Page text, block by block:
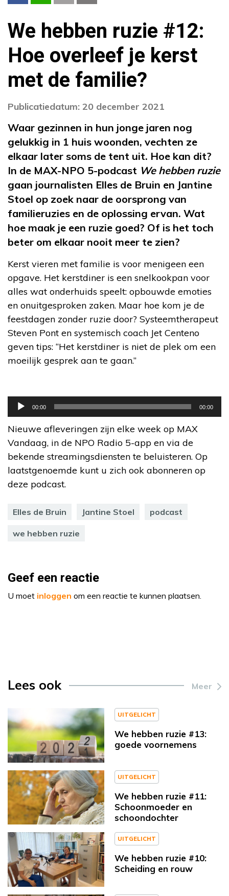
We hebben ruzie #12:
Hoe overleef je kerst
met de familie?
Publicatiedatum: 20 december 2021
Waar gezinnen in hun jonge jaren nog
gelukkig in 1 huis woonden, vechten ze
elkaar later soms de tent uit. Hoe kan dit?
In de MAX-NPO 5-podcast We hebben ruzie
gaan journalisten Elles de Bruin en Jantine
Stoel op zoek naar de oorsprong van
familieruzies en de oplossing ervan. Wat
hoe maak je een ruzie goed? Of is het toch
beter om elkaar nooit meer te zien?
Kerst vieren met familie is voor menigeen een
opgave. Het kerstdiner is een snelkookpan voor
alles wat onderhuids speelt: opbouwde emoties
en onuitgesproken zaken. Maar hoe kom je de
feestdagen zonder ruzie door? Systeemtherapeut
Steven Pont en systemisch coach Jet Centeno
geven tips: “Het kerstdiner is niet de plek om een
moeilijk gesprek aan te gaan.”
Audiospeler
00:00 00:00
Nieuwe afleveringen zijn elke week op MAX
Vandaag, in de NPO Radio 5-app en via de
bekende streamingsdiensten te beluisteren. Op
laatstgenoemde kunt u zich ook abonneren op
deze podcast.
Elles de Bruin Jantine Stoel podcast
we hebben ruzie
Geef een reactie
U moet inloggen om een reactie te kunnen plaatsen.
Lees ook Meer
UITGELICHT
We hebben ruzie #13:
goede voornemens
UITGELICHT
We hebben ruzie #11:
Schoonmoeder en
schoondochter
UITGELICHT
We hebben ruzie #10:
Scheiding en rouw